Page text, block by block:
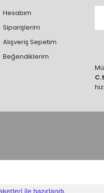
montajını yapacak
Hesabım
Siparişlerim
Alışveriş Sepetim
Beğendiklerim
e-